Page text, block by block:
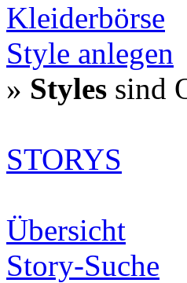
Kleiderbörse
Style anlegen
» Styles sind
STORYS
Übersicht
Story-Suche